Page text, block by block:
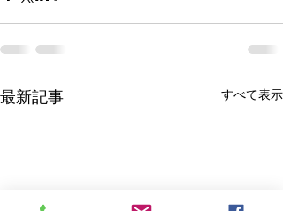
最新記事 すべて表示